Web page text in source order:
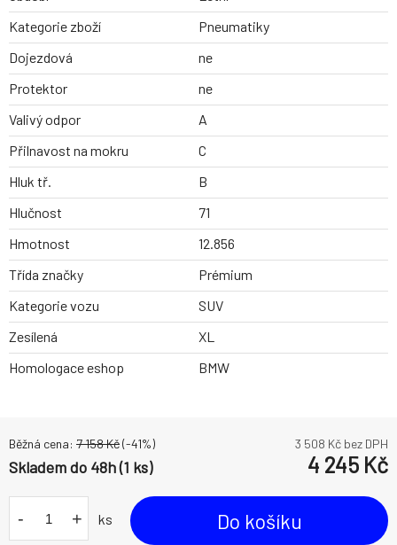
Kategorie zboží
Pneumatiky
Dojezdová
ne
Protektor
ne
Valivý odpor
A
Přilnavost na mokru
C
Hluk tř.
B
Hlučnost
71
Hmotnost
12.856
Třída značky
Prémium
Kategorie vozu
SUV
Zesílená
XL
Homologace eshop
BMW
Běžná cena: 7 158Kč(-41%) 3 508 Kč bez DPH
Skladem do 48h (1 ks) 4 245 Kč
- + ks Do košíku